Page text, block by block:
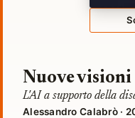
Nuove visioni
L'AI a supporto della
Alessandro Calabrò ·